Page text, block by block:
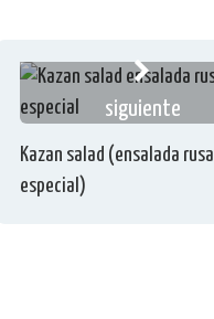
siguiente
Kazan salad (ensalada rusa
especial)